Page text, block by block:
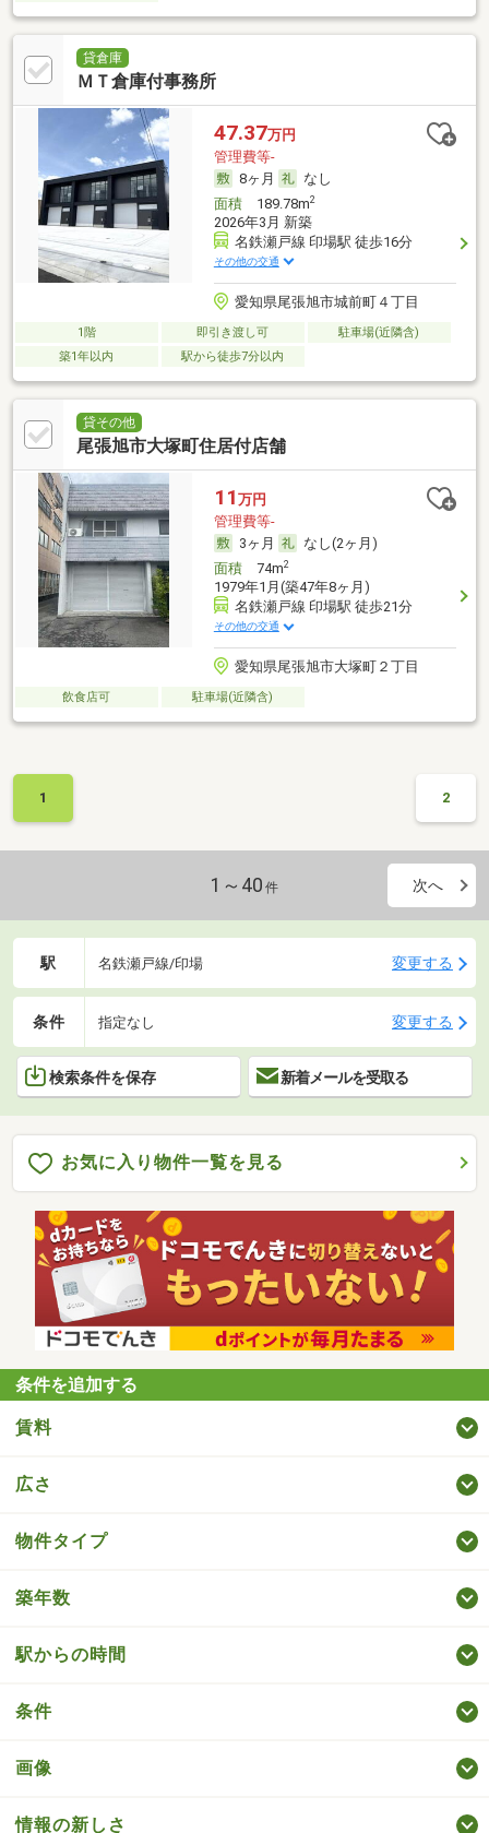
貸倉庫
ＭＴ倉庫付事務所
47.37万円
管理費等-
8ヶ月
なし
面積189.78m2
2026年3月 新築
名鉄瀬戸線 印場駅 徒歩16分
その他の交通
愛知県尾張旭市城前町４丁目
1階 即引き渡し可
駐車場(近隣含)
築1年以内
駅から徒歩7分以内
貸その他
尾張旭市大塚町住居付店舗
11 万円
管理費等-
3ヶ月
なし(2ヶ月)
面積74m2
1979年1月(築47年8ヶ月)
名鉄瀬戸線 印場駅 徒歩21分
その他の交通
愛知県尾張旭市大塚町２丁目
飲食店可 駐車場(近隣含)
1 2
1～40 件 次へ
駅 名鉄瀬戸線/印場 変更する
条件 指定なし 変更する
検索条件を保存 新着メールを受取る
お気に入り物件一覧を見る
条件を追加する
賃料
広さ
物件タイプ
築年数
駅からの時間
条件
画像
情報の新しさ